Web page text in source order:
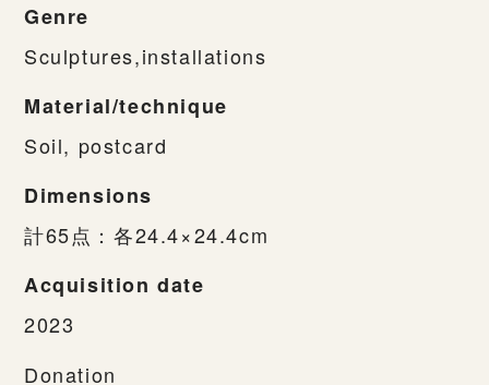
Genre
Sculptures,installations
Material/technique
Soil, postcard
Dimensions
計65点：各24.4×24.4cm
Acquisition date
2023
Donation